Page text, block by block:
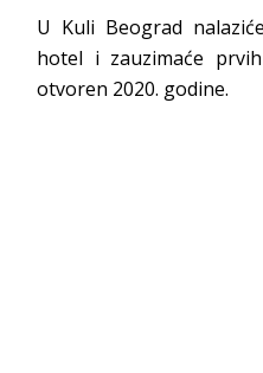
U Kuli Beograd
hotel i zauzimaće
otvoren 2020. godine.